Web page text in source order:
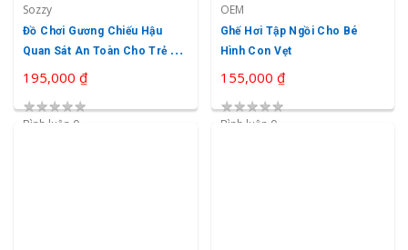
Sozzy
Đồ Chơi Gương Chiếu Hậu
Quan Sát An Toàn Cho Trẻ Sơ
195,000 ₫
★★★★★
Bình luận 0
OEM
Ghế Hơi Tập Ngồi Cho Bé
Hình Con Vẹt
155,000 ₫
★★★★★
Bình luận 0